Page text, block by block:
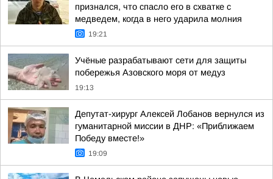
признался, что спасло его в схватке с
медведем, когда в него ударила молния
19:21
Учёные разрабатывают сети для защиты
побережья Азовского моря от медуз
19:13
Депутат-хирург Алексей Лобанов вернулся из
гуманитарной миссии в ДНР: «Приближаем
Победу вместе!»
19:09